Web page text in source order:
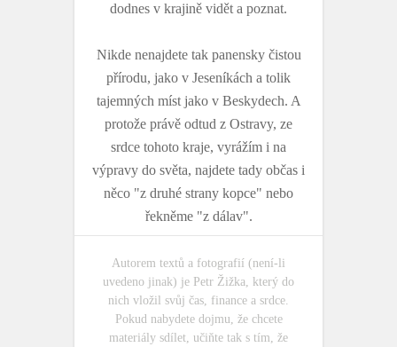
dodnes v krajině vidět a poznat.
Nikde nenajdete tak panensky čistou
přírodu, jako v Jeseníkách a tolik
tajemných míst jako v Beskydech. A
protože právě odtud z Ostravy, ze
srdce tohoto kraje, vyrážím i na
výpravy do světa, najdete tady občas i
něco "z druhé strany kopce" nebo
řekněme "z dálav".
Autorem textů a fotografií (není-li
uvedeno jinak) je Petr Žižka, který do
nich vložil svůj čas, finance a srdce.
Pokud nabydete dojmu, že chcete
materiály sdílet, učiňte tak s tím, že